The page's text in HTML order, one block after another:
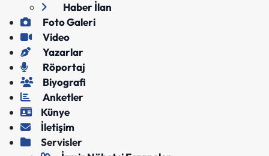
Haber İlan
Foto Galeri
Video
Yazarlar
Röportaj
Biyografi
Anketler
Künye
İletişim
Servisler